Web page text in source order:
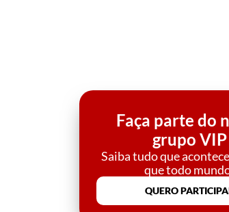
Faça parte do
grupo VIP
Saiba tudo que
que todo
QUERO